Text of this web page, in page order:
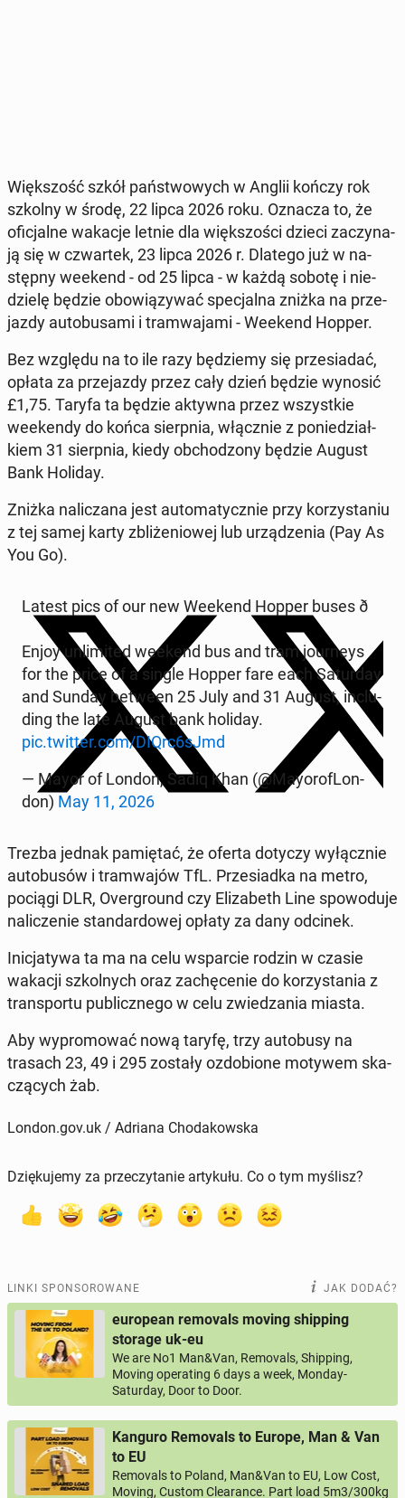
Więk­szość szkół pań­stwo­wych w Anglii kończy rok
szkolny w środę, 22 lipca 2026 roku. Oznacza to, że
ofi­cjal­ne wakacje letnie dla więk­szo­ści dzieci za­czy­na­
ją się w czwar­tek, 23 lipca 2026 r. Dlatego już w na­
stęp­ny weekend - od 25 lipca - w każdą sobotę i nie­
dzie­lę będzie obo­wią­zy­wać spe­cjal­na zniżka na prze­
jaz­dy au­to­bu­sa­mi i tram­wa­ja­mi - Weekend Hopper.
Bez względu na to ile razy bę­dzie­my się prze­sia­dać,
opłata za prze­jaz­dy przez cały dzień będzie wynosić
£1,75. Taryfa ta będzie aktywna przez wszyst­kie
week­en­dy do końca sierp­nia, włącz­nie z po­nie­dział­
kiem 31 sierp­nia, kiedy ob­cho­dzo­ny będzie August
Bank Holiday.
Zniżka na­li­cza­na jest au­to­ma­tycz­nie przy ko­rzy­sta­niu
z tej samej karty zbli­że­nio­wej lub urzą­dze­nia (Pay As
You Go).
Latest pics of our new Weekend Hopper buses ð
Enjoy unli­mi­ted weekend bus and tram jo­ur­neys
for the price of a single Hopper fare each Sa­tur­day
and Sunday between 25 July and 31 August, in­c­lu­
ding the late August bank holiday.
pic.twitter.com/DIQrc6sJmd
— Mayor of London, Sadiq Khan (@May­oro­fLon­
don) May 11, 2026
Trezba jednak pa­mię­tać, że oferta dotyczy wy­łącz­nie
au­to­bu­sów i tram­wa­jów TfL. Prze­siad­ka na metro,
pociągi DLR, Over­gro­und czy Eli­za­beth Line spo­wo­du­je
na­li­cze­nie stan­dar­do­wej opłaty za dany odcinek.
Ini­cja­ty­wa ta ma na celu wspar­cie rodzin w czasie
wakacji szkol­nych oraz za­chę­ce­nie do ko­rzy­sta­nia z
trans­por­tu pu­blicz­ne­go w celu zwie­dza­nia miasta.
Aby wy­pro­mo­wać nową taryfę, trzy au­to­bu­sy na
trasach 23, 49 i 295 zostały ozdo­bio­ne motywem ska­
czą­cych żab.
London.gov.uk / Adriana Chodakowska
Dziękujemy za przeczytanie artykułu. Co o tym myślisz?
LINKI SPONSOROWANE JAK DODAĆ?
european removals moving shipping
storage uk-eu
We are No1 Man&Van, Removals, Shipping,
Moving operating 6 days a week, Monday-
Saturday, Door to Door.
Kanguro Removals to Europe, Man & Van
to EU
Removals to Poland, Man&Van to EU, Low Cost,
Moving, Custom Clearance. Part load 5m3/300kg